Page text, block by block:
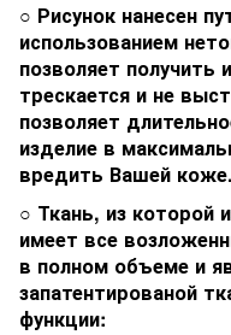
○ Рисунок нанесен
использованием
позволяет получить
трескается и не
позволяет
изделие в
вредить Вашей коже.
○ Ткань, из которой
имеет все
в полном объеме и
запатентированой
функции: